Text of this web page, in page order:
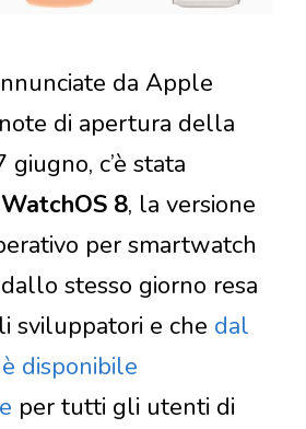
da Apple
di apertura della
giugno, c’è stata
WatchOS 8, la versione
per smartwatch
stesso giorno resa
sviluppatori e che dal
disponibile
per tutti gli utenti di